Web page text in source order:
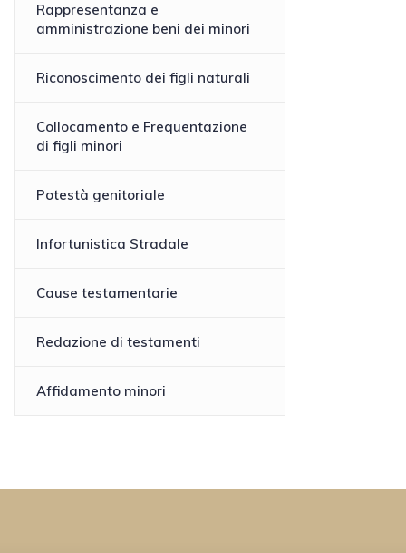
Rappresentanza e
amministrazione beni dei minori
Riconoscimento dei figli naturali
Collocamento e Frequentazione
di figli minori
Potestà genitoriale
Infortunistica Stradale
Cause testamentarie
Redazione di testamenti
Affidamento minori